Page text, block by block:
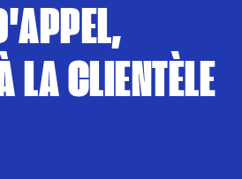
LA CLIENTÈLE